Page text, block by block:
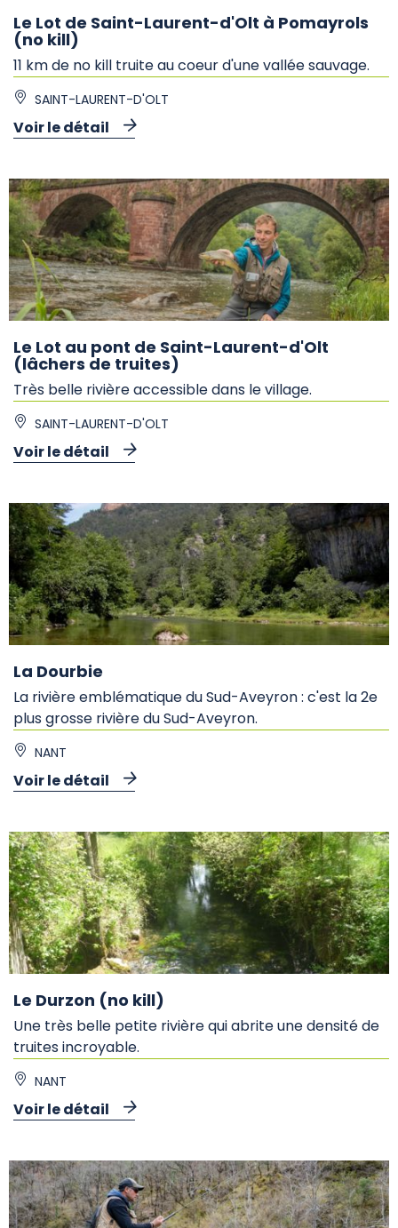
Le Lot de Saint-Laurent-d'Olt à Pomayrols
(no kill)
11 km de no kill truite au coeur d'une vallée sauvage.
SAINT-LAURENT-D'OLT
Voir le détail
Le Lot au pont de Saint-Laurent-d'Olt
(lâchers de truites)
Très belle rivière accessible dans le village.
SAINT-LAURENT-D'OLT
Voir le détail
La Dourbie
La rivière emblématique du Sud-Aveyron : c'est la 2e
plus grosse rivière du Sud-Aveyron.
NANT
Voir le détail
Le Durzon (no kill)
Une très belle petite rivière qui abrite une densité de
truites incroyable.
NANT
Voir le détail